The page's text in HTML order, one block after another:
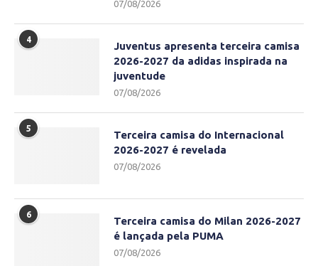
07/08/2026
4
Juventus apresenta terceira camisa
2026-2027 da adidas inspirada na
juventude
07/08/2026
5
Terceira camisa do Internacional
2026-2027 é revelada
07/08/2026
6
Terceira camisa do Milan 2026-2027
é lançada pela PUMA
07/08/2026